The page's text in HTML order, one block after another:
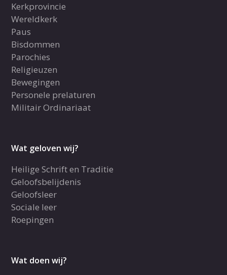
Kerkprovincie
Wereldkerk
Paus
Bisdommen
Parochies
Religieuzen
Bewegingen
Personele prelaturen
Militair Ordinariaat
Wat geloven wij?
Heilige Schrift en Traditie
Geloofsbelijdenis
Geloofsleer
Sociale leer
Roepingen
Wat doen wij?